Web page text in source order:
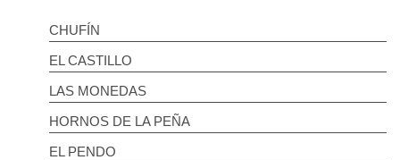
CHUFÍN
EL CASTILLO
LAS MONEDAS
HORNOS DE LA PEÑA
EL PENDO